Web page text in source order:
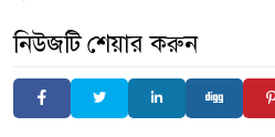
নিউজটি শেয়ার করুন